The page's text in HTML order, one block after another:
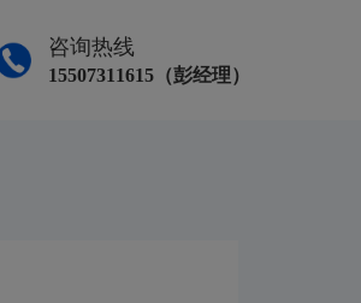
咨询热线
15507311615（彭经理）